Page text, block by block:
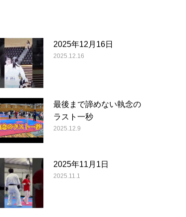
2025年12月16日
2025.12.16
最後まで諦めない執念の
ラスト一秒
2025.12.9
2025年11月1日
2025.11.1